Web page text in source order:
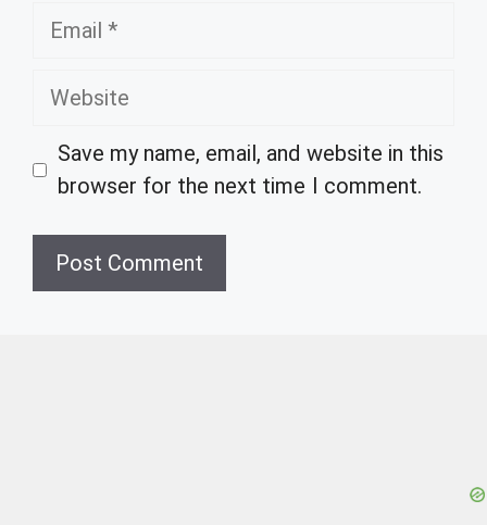
Email
Website
Save my name, email, and website in this
browser for the next time I comment.